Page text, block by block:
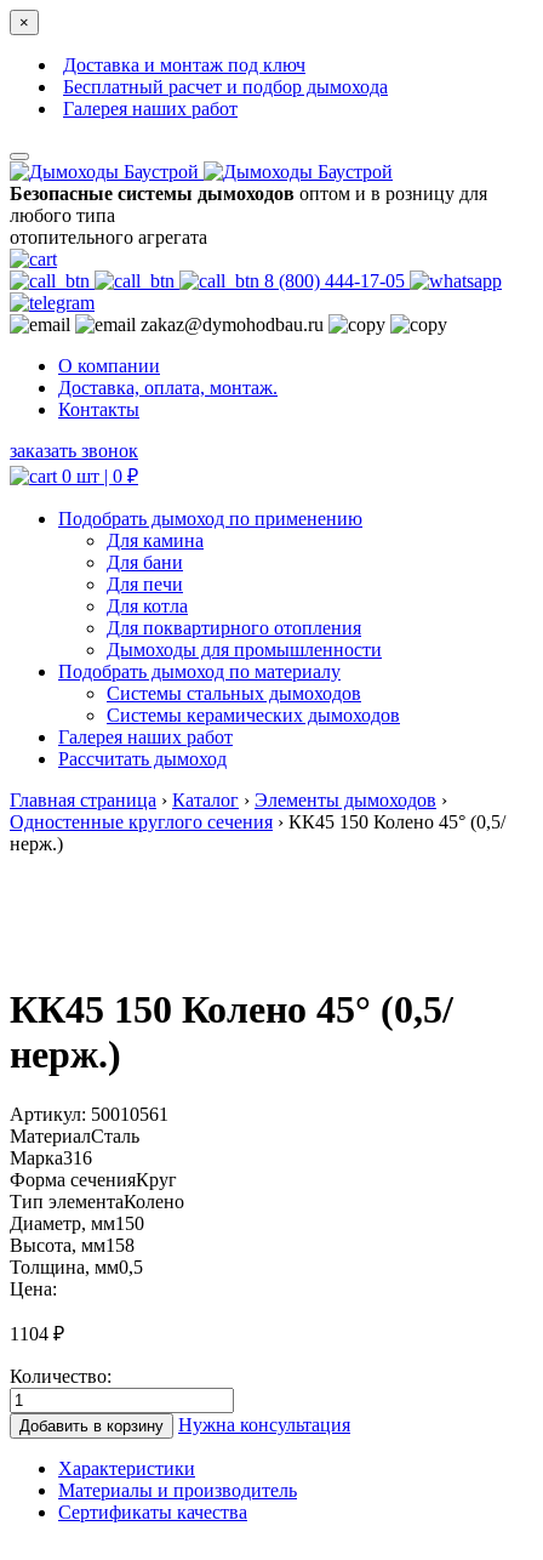
×
Доставка и монтаж под ключ
Бесплатный расчет и подбор дымохода
Галерея наших работ
Безопасные системы дымоходов оптом и в розницу для
любого типа
отопительного агрегата
8 (800) 444-17-05
zakaz@dymohodbau.ru
О компании
Доставка, оплата, монтаж.
Контакты
заказать звонок
0 шт | 0 ₽
Подобрать дымоход по применению
Для камина
Для бани
Для печи
Для котла
Для поквартирного отопления
Дымоходы для промышленности
Подобрать дымоход по материалу
Системы стальных дымоходов
Системы керамических дымоходов
Галерея наших работ
Рассчитать дымоход
Главная страница › Каталог › Элементы дымоходов ›
Одностенные круглого сечения › КК45 150 Колено 45° (0,5/
нерж.)
КК45 150 Колено 45° (0,5/
нерж.)
Артикул: 50010561
МатериалСталь
Марка316
Форма сеченияКруг
Тип элементаКолено
Диаметр, мм150
Высота, мм158
Толщина, мм0,5
Цена:
1104 ₽
Количество:
Количество
товара
КК45
Колено
Добавить в корзину Нужна консультация
Характеристики
Материалы и производитель
Сертификаты качества